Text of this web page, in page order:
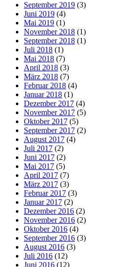
September 2019 (3)
Juni 2019 (4)
Mai 2019 (1)
November 2018 (1)
September 2018 (1)
Juli 2018 (1)
Mai 2018 (7)
April 2018 (3)
März 2018 (7)
Februar 2018 (4)
Januar 2018 (1)
Dezember 2017 (4)
November 2017 (5)
Oktober 2017 (5)
September 2017 (2)
August 2017 (4)
Juli 2017 (2)
Juni 2017 (2)
Mai 2017 (5)
April 2017 (7)
März 2017 (3)
Februar 2017 (3)
Januar 2017 (2)
Dezember 2016 (2)
November 2016 (2)
Oktober 2016 (4)
September 2016 (3)
August 2016 (3)
Juli 2016 (12)
Juni 2016 (12)